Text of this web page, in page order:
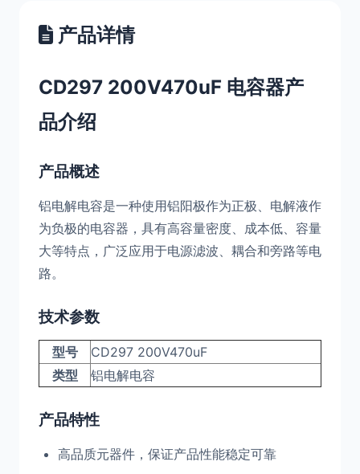
产品详情
CD297 200V470uF 电容器产
品介绍
产品概述
铝电解电容是一种使用铝阳极作为正极、电解液作
为负极的电容器，具有高容量密度、成本低、容量
大等特点，广泛应用于电源滤波、耦合和旁路等电
路。
技术参数
型号
CD297 200V470uF
类型
铝电解电容
产品特性
高品质元器件，保证产品性能稳定可靠